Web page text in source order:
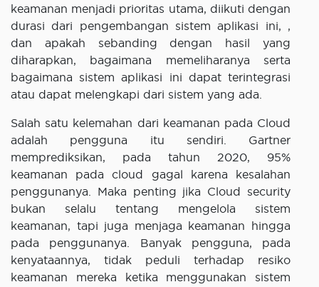
keamanan menjadi prioritas utama, diikuti dengan
durasi dari pengembangan sistem aplikasi ini, ,
dan apakah sebanding dengan hasil yang
diharapkan, bagaimana memeliharanya serta
bagaimana sistem aplikasi ini dapat terintegrasi
atau dapat melengkapi dari sistem yang ada.
Salah satu kelemahan dari keamanan pada Cloud
adalah pengguna itu sendiri. Gartner
memprediksikan, pada tahun 2020, 95%
keamanan pada cloud gagal karena kesalahan
penggunanya. Maka penting jika Cloud security
bukan selalu tentang mengelola sistem
keamanan, tapi juga menjaga keamanan hingga
pada penggunanya. Banyak pengguna, pada
kenyataannya, tidak peduli terhadap resiko
keamanan mereka ketika menggunakan sistem